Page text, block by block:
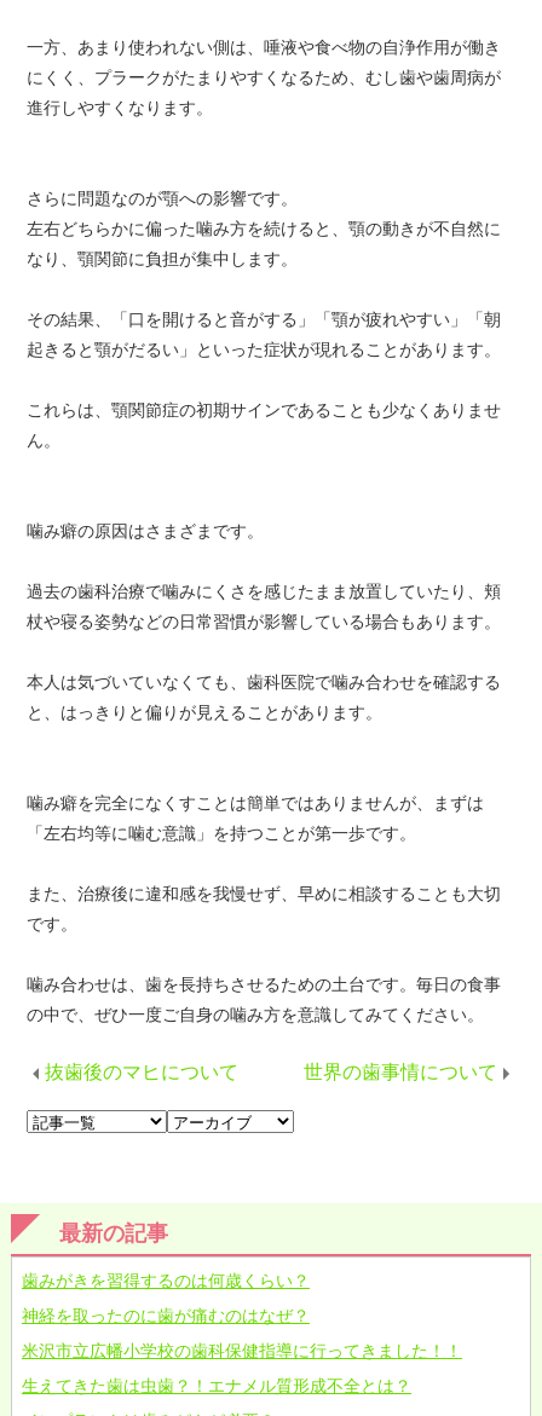
一方、あまり使われない側は、唾液や食べ物の自浄作用が働き
にくく、プラークがたまりやすくなるため、むし歯や歯周病が
進行しやすくなります。
さらに問題なのが顎への影響です。
左右どちらかに偏った噛み方を続けると、顎の動きが不自然に
なり、顎関節に負担が集中します。
その結果、「口を開けると音がする」「顎が疲れやすい」「朝
起きると顎がだるい」といった症状が現れることがあります。
これらは、顎関節症の初期サインであることも少なくありませ
ん。
噛み癖の原因はさまざまです。
過去の歯科治療で噛みにくさを感じたまま放置していたり、頬
杖や寝る姿勢などの日常習慣が影響している場合もあります。
本人は気づいていなくても、歯科医院で噛み合わせを確認する
と、はっきりと偏りが見えることがあります。
噛み癖を完全になくすことは簡単ではありませんが、まずは
「左右均等に噛む意識」を持つことが第一歩です。
また、治療後に違和感を我慢せず、早めに相談することも大切
です。
噛み合わせは、歯を長持ちさせるための土台です。毎日の食事
の中で、ぜひ一度ご自身の噛み方を意識してみてください。
抜歯後のマヒについて 世界の歯事情について
最新の記事
歯みがきを習得するのは何歳くらい？
神経を取ったのに歯が痛むのはなぜ？
米沢市立広幡小学校の歯科保健指導に行ってきました！！
生えてきた歯は虫歯？！エナメル質形成不全とは？